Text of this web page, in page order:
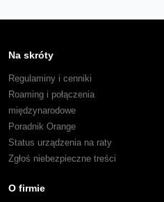
Na skróty
Regulaminy i cenniki
Roaming i połączenia
międzynarodowe
Poradnik Orange
Status urządzenia na raty
Zgłoś niebezpieczne treści
O firmie